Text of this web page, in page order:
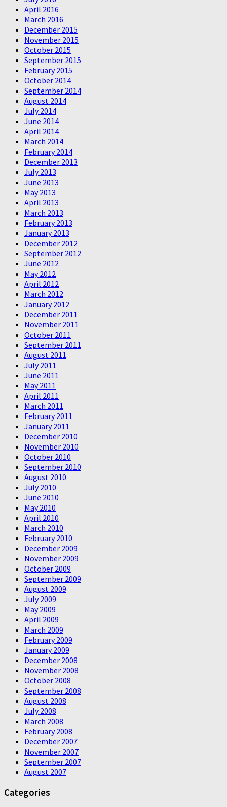
April 2016
March 2016
December 2015
November 2015
October 2015
September 2015
February 2015
October 2014
September 2014
August 2014
July 2014
June 2014
April 2014
March 2014
February 2014
December 2013
July 2013
June 2013
May 2013
April 2013
March 2013
February 2013
January 2013
December 2012
September 2012
June 2012
May 2012
April 2012
March 2012
January 2012
December 2011
November 2011
October 2011
September 2011
August 2011
July 2011
June 2011
May 2011
April 2011
March 2011
February 2011
January 2011
December 2010
November 2010
October 2010
September 2010
August 2010
July 2010
June 2010
May 2010
April 2010
March 2010
February 2010
December 2009
November 2009
October 2009
September 2009
August 2009
July 2009
May 2009
April 2009
March 2009
February 2009
January 2009
December 2008
November 2008
October 2008
September 2008
August 2008
July 2008
March 2008
February 2008
December 2007
November 2007
September 2007
August 2007
Categories